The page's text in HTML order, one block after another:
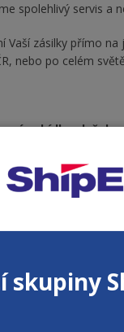
skupiny
spolehlivý servis a
zásilky přímo
nebo po celém
nabídky služeb
s doručením do
s doručením již
již během
nepaletových zásilek
zahraničí do ČR